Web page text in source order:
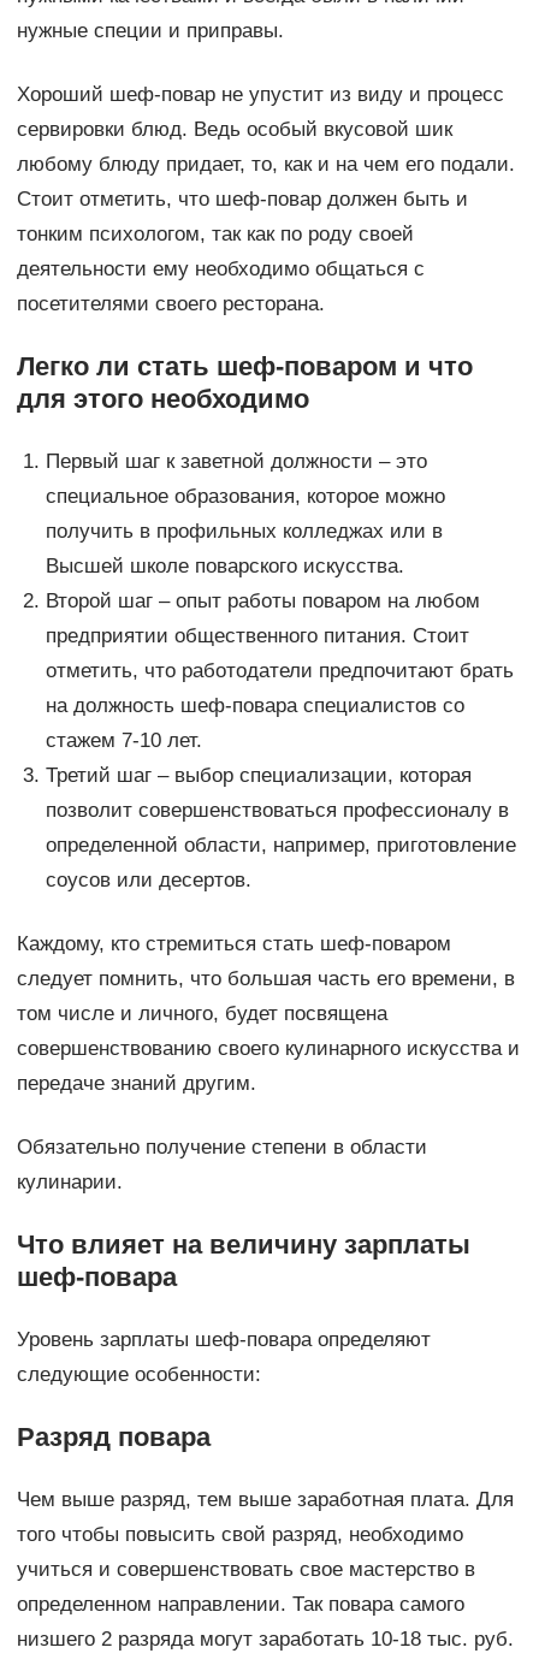
нужные специи и приправы.
Хороший шеф-повар не упустит из виду и процесс
сервировки блюд. Ведь особый вкусовой шик
любому блюду придает, то, как и на чем его подали.
Стоит отметить, что шеф-повар должен быть и
тонким психологом, так как по роду своей
деятельности ему необходимо общаться с
посетителями своего ресторана.
Легко ли стать шеф-поваром и что
для этого необходимо
Первый шаг к заветной должности – это
специальное образования, которое можно
получить в профильных колледжах или в
Высшей школе поварского искусства.
Второй шаг – опыт работы поваром на любом
предприятии общественного питания. Стоит
отметить, что работодатели предпочитают брать
на должность шеф-повара специалистов со
стажем 7-10 лет.
Третий шаг – выбор специализации, которая
позволит совершенствоваться профессионалу в
определенной области, например, приготовление
соусов или десертов.
Каждому, кто стремиться стать шеф-поваром
следует помнить, что большая часть его времени, в
том числе и личного, будет посвящена
совершенствованию своего кулинарного искусства и
передаче знаний другим.
Обязательно получение степени в области
кулинарии.
Что влияет на величину зарплаты
шеф-повара
Уровень зарплаты шеф-повара определяют
следующие особенности:
Разряд повара
Чем выше разряд, тем выше заработная плата. Для
того чтобы повысить свой разряд, необходимо
учиться и совершенствовать свое мастерство в
определенном направлении. Так повара самого
низшего 2 разряда могут заработать 10-18 тыс. руб.